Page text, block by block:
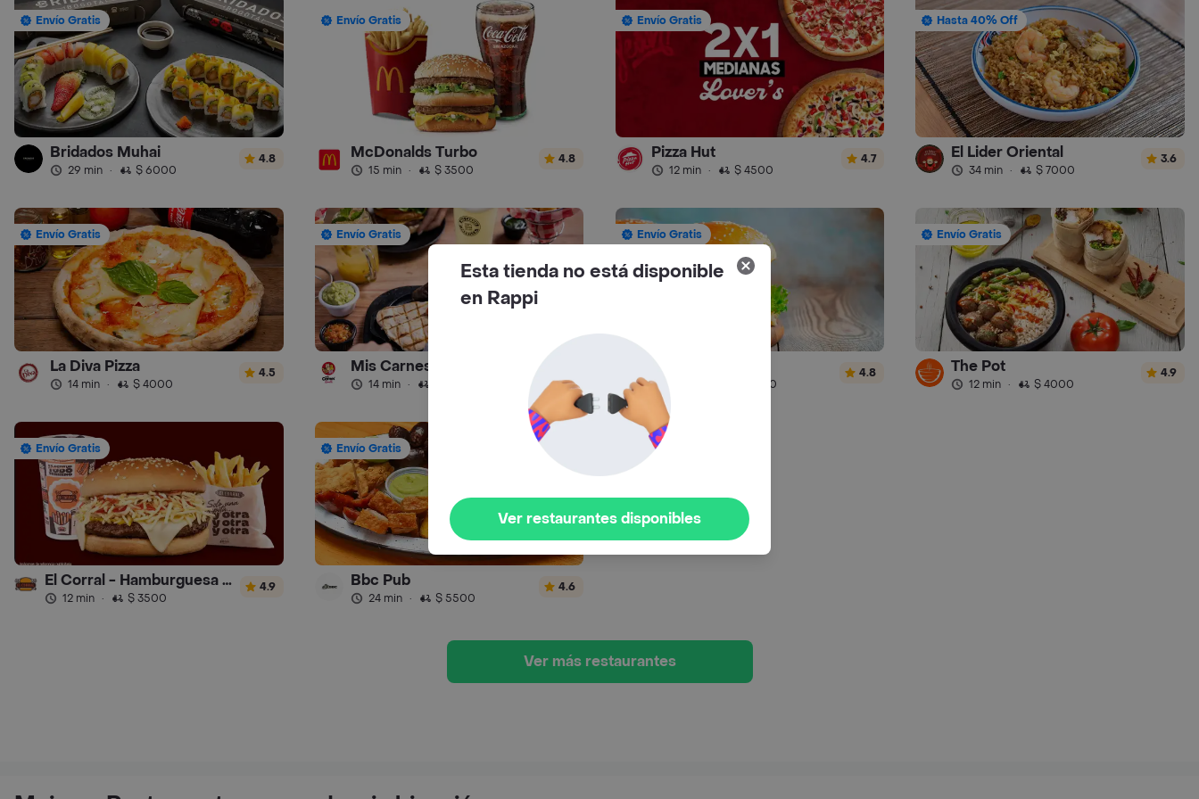
Envío Gratis
Bridados Muhai
29 min · $ 6000
4.8
Envío Gratis
McDonalds Turbo
15 min · $ 3500
4.8
Envío Gratis
Pizza Hut
12 min · $ 4500
4.7
Hasta 40% Off
El Lider Oriental
34 min · $ 7000
3.6
Envío Gratis
La Diva Pizza
14 min · $ 4000
4.5
Envío Gratis
Mis Carnes Parrilla
14 min ·
Envío Gratis
Mr Bross
$ 6000
4.8
Envío Gratis
The Pot
12 min · $ 4000
4.9
Envío Gratis
El Corral - Hamburguesa - Turbo
12 min · $ 3500
4.9
Envío Gratis
Bbc Pub
24 min · $ 5500
4.6
Ver más restaurantes
Esta tienda no está disponible
en Rappi
Ver restaurantes disponibles